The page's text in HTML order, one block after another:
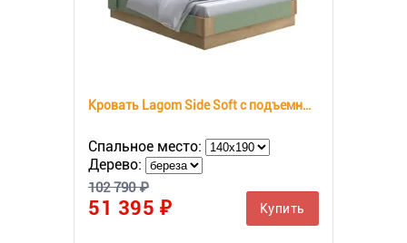
Кровать Lagom Side Soft с подъемным механизмом
Спальное место:
Дерево:
102 790 ₽
51 395 ₽ Купить